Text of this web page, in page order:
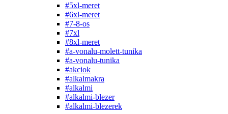
#5xl-meret
#6xl-meret
#7-8-os
#7xl
#8xl-meret
#a-vonalu-molett-tunika
#a-vonalu-tunika
#akciok
#alkalmakra
#alkalmi
#alkalmi-blezer
#alkalmi-blezerek